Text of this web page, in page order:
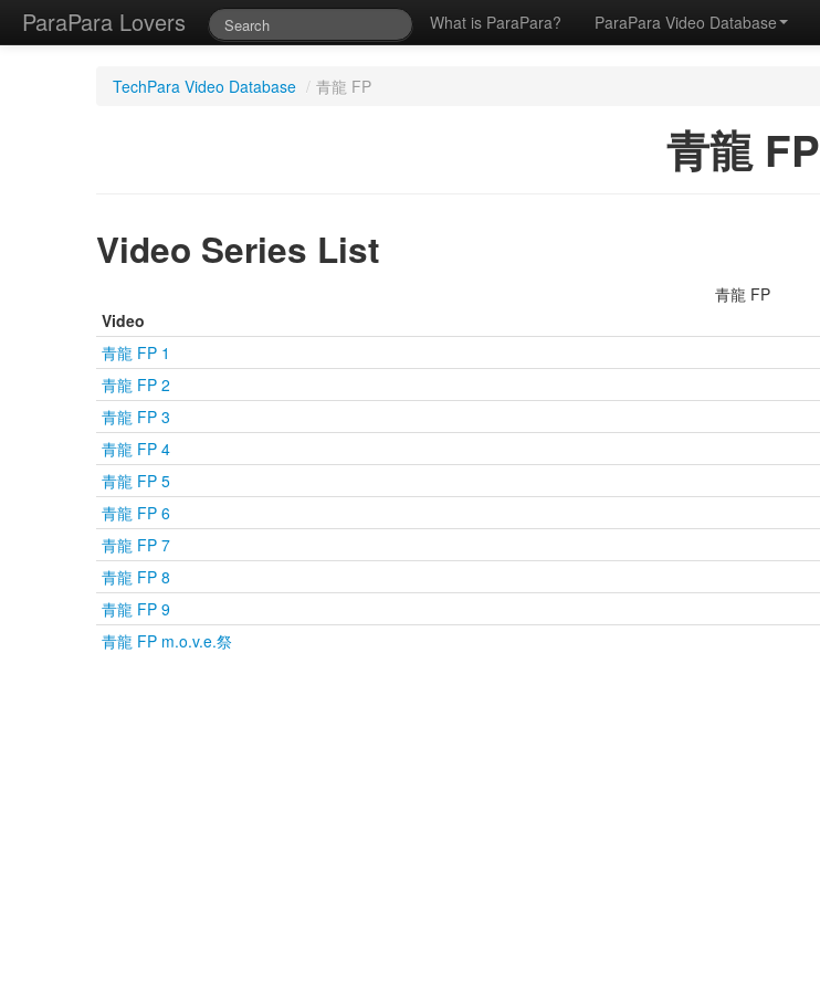
ParaPara Lovers What is ParaPara? ParaPara Video Database
TechPara Video Database / 青龍 FP
青龍 FP
Video Series List
青龍 FP
Video
青龍 FP 1
青龍 FP 2
青龍 FP 3
青龍 FP 4
青龍 FP 5
青龍 FP 6
青龍 FP 7
青龍 FP 8
青龍 FP 9
青龍 FP m.o.v.e.祭